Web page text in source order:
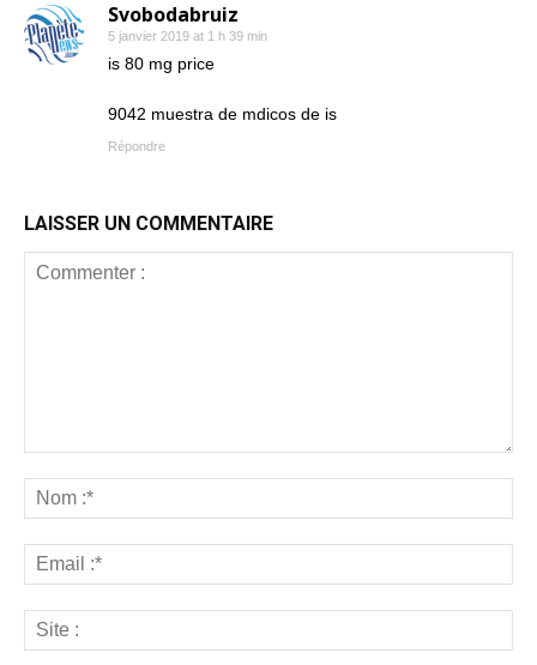
Svobodabruiz
5 janvier 2019 at 1 h 39 min
is 80 mg price
9042 muestra de mdicos de is
Répondre
LAISSER UN COMMENTAIRE